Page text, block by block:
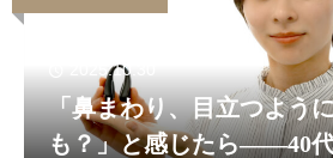
2025.10.30
「鼻まわり、目立つよう
も？」と感じたら——40